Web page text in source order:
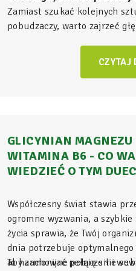
Zamiast szukać kolejnych
pobudzaczy, warto zajrzeć
organizmie - tam, gdzie na
CZYTAJ
GLICYNIAN MAGNEZU
WITAMINA B6 - CO
WIEDZIEĆ O TYM
Współczesny świat stawia
ogromne wyzwania, a szybkie
życia sprawia, że Twój
dnia potrzebuje optymalnego
aby zachować pełnię sił i
To harmonijne połączenie